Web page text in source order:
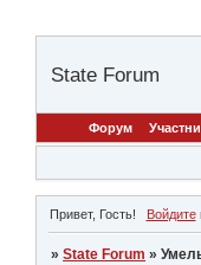
State Forum
Форум
Привет, Гость! Войдите
»State Forum »